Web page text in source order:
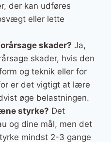
der kan udføres
eller lette
skader? Ja,
skader, hvis den
og teknik eller for
er det vigtigt at lære
øge belastningen.
styrke? Det
og dine mål, men det
mindst 2-3 gange